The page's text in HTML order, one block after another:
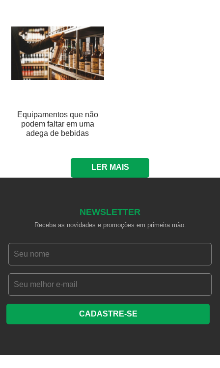
Equipamentos que não
podem faltar em uma
adega de bebidas
LER MAIS
NEWSLETTER
Receba as novidades e promoções em primeira mão.
CADASTRE-SE